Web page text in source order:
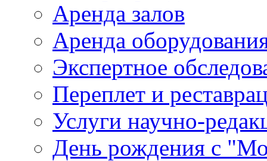
Аренда залов
Аренда
Экспертное
Переплет и
Услуги научно-
День рождения с